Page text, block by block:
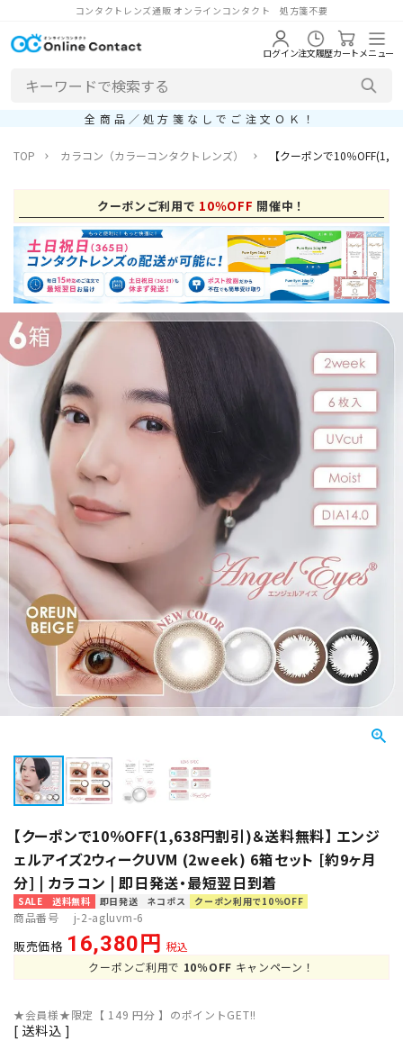
コンタクトレンズ通販 オンラインコンタクト 処方箋不要
ログイン注文履歴カートメニュー
全商品／処方箋なしでご注文ＯＫ！
TOP カラコン（カラーコンタクトレンズ） 【クーポンで10％
クーポンご利用で 10％OFF 開催中！
【クーポンで10％OFF(1,638円割引)＆送料無料】 エンジ
ェルアイズ2ウィークUVM (2week) 6箱セット [約9ヶ月
分] | カラコン | 即日発送・最短翌日到着
SALE 送料無料 即日発送 ネコポス クーポン利用で10％OFF
商品番号 j-2-agluvm-6
販売価格 16,380
税込
クーポンご利用で 10％OFF キャンペーン！
★会員様★限定【 149 円分 】のポイントGET!!
送料込